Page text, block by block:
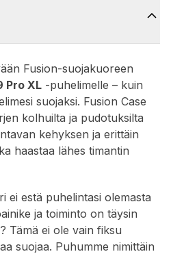
Fusion-suojakuoreen
Pro XL -puhelimelle – kuin
suojaksi. Fusion Case
kolhuilta ja pudotuksilta
kehyksen ja erittäin
haastaa lähes timantin
ei estä puhelintasi olemasta
ja toiminto on täysin
Tämä ei ole vain fiksu
suojaa. Puhumme nimittäin